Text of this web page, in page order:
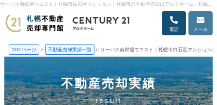
電話 メール
TOPページ > 不動産売却実績一覧 > サーパス南郷通ウエスト｜札幌市白石区マンション
不動産売却実績
result